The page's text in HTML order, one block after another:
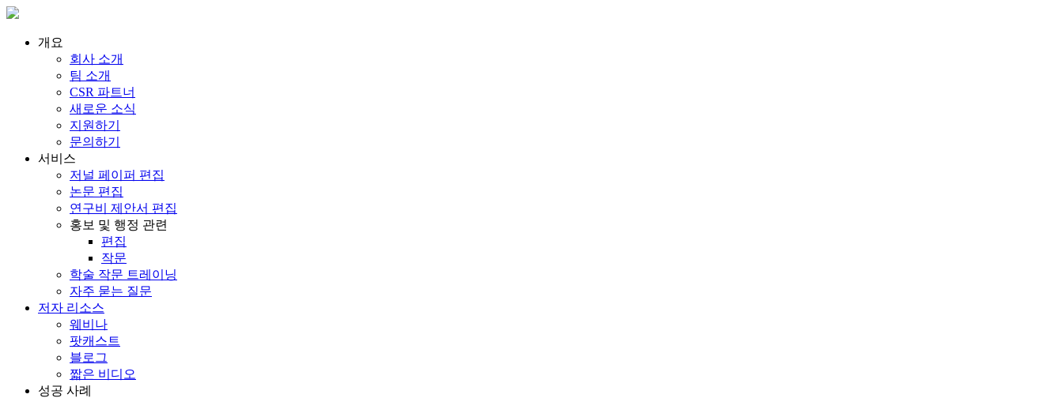
개요
회사 소개
팀 소개
CSR 파트너
새로운 소식
지원하기
문의하기
서비스
저널 페이퍼 편집
논문 편집
연구비 제안서 편집
홍보 및 행정 관련
편집
작문
학술 작문 트레이닝
자주 묻는 질문
저자 리소스
웨비나
팟캐스트
블로그
짧은 비디오
성공 사례